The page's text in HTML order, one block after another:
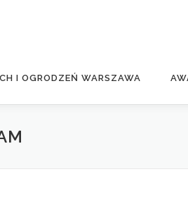
I OGRODZEŃ WARSZAWA